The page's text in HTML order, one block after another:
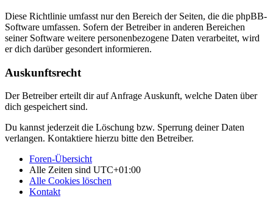
Diese Richtlinie umfasst nur den Bereich der Seiten, die die phpBB-
Software umfassen. Sofern der Betreiber in anderen Bereichen
seiner Software weitere personenbezogene Daten verarbeitet, wird
er dich darüber gesondert informieren.
Auskunftsrecht
Der Betreiber erteilt dir auf Anfrage Auskunft, welche Daten über
dich gespeichert sind.
Du kannst jederzeit die Löschung bzw. Sperrung deiner Daten
verlangen. Kontaktiere hierzu bitte den Betreiber.
Foren-Übersicht
Alle Zeiten sind UTC+01:00
Alle Cookies löschen
Kontakt